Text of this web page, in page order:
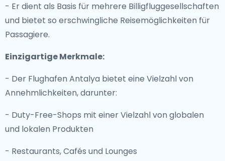
- Er dient als Basis für mehrere Billigfluggesellschaften
und bietet so erschwingliche Reisemöglichkeiten für
Passagiere.
Einzigartige Merkmale:
- Der Flughafen Antalya bietet eine Vielzahl von
Annehmlichkeiten, darunter:
- Duty-Free-Shops mit einer Vielzahl von globalen
und lokalen Produkten
- Restaurants, Cafés und Lounges